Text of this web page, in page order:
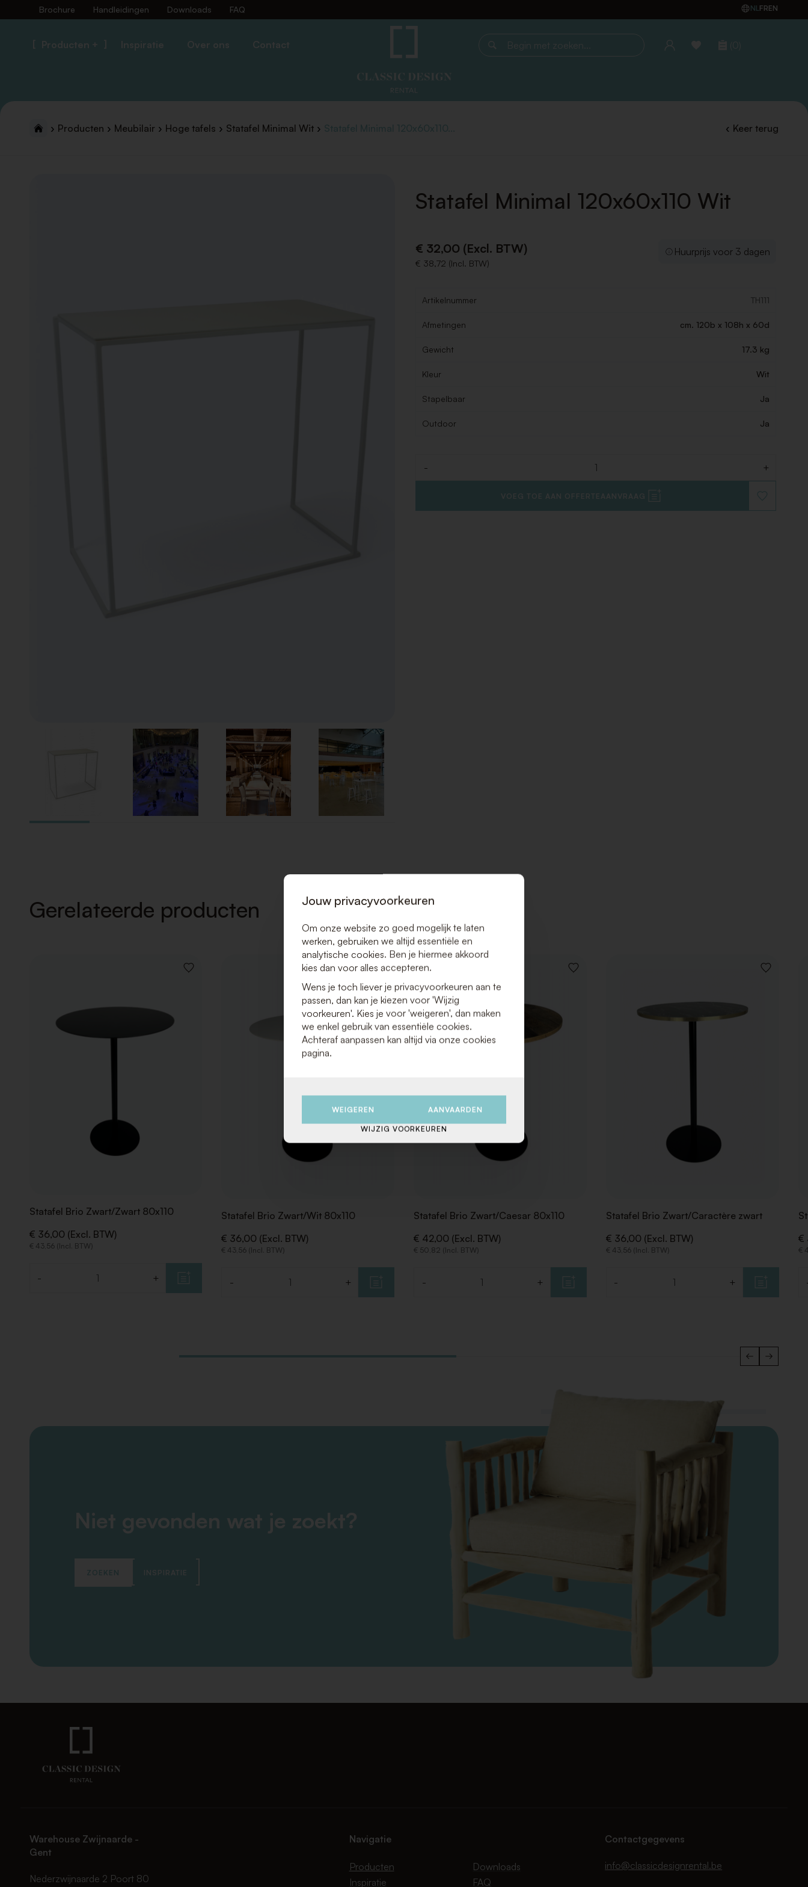
Brochure Handleidingen Downloads FAQ NLFREN
Producten + Inspiratie Over ons Contact
Begin met zoeken... (0)
Producten Meubilair Hoge tafels Statafel Minimal Wit Statafel Minimal 120x60x110... Keer terug
Statafel Minimal 120x60x110 Wit
€ 32,00 (Excl. BTW)
€ 38,72 (Incl. BTW)
Huurprijs voor 3 dagen
Artikelnummer TH111
Afmetingen cm. 120b x 108h x 60d
Gewicht 17.3 kg
Kleur Wit
Stapelbaar Ja
Outdoor Ja
- +
VOEG TOE AAN OFFERTEAANVRAAG
TOE
Gerelateerde producten
VOEG
Statafel Brio Zwart/Zwart 80x110
€ 36,00 (Excl. BTW)
€ 43,56 (Incl. BTW)
- +
VOEG
TOE
AAN
VERLANGLIJST
Statafel Brio Zwart/Wit 80x110
€ 36,00 (Excl. BTW)
€ 43,56 (Incl. BTW)
- +
VOEG
Statafel Brio Zwart/Caesar 80x110
€ 42,00 (Excl. BTW)
€ 50,82 (Incl. BTW)
- +
VOEG
Statafel Brio Zwart/Caractère zwart
€ 36,00 (Excl. BTW)
€ 43,56 (Incl. BTW)
- +
€
€
Niet gevonden wat je zoekt?
ZOEKEN INSPIRATIE
Warehouse Zwijnaarde -
Gent
Nederzwijnaarde 2 Poort 80
Navigatie
Producten
Inspiratie
Downloads
FAQ
Contactgegevens
info@classicdesignrental.be
Jouw privacyvoorkeuren
Om onze website zo goed mogelijk te laten
werken, gebruiken we altijd essentiële en
analytische cookies. Ben je hiermee akkoord
kies dan voor alles accepteren.
Wens je toch liever je privacyvoorkeuren aan te
passen, dan kan je kiezen voor 'Wijzig
voorkeuren'. Kies je voor 'weigeren', dan maken
we enkel gebruik van essentiële cookies.
Achteraf aanpassen kan altijd via onze cookies
pagina.
WEIGEREN AANVAARDEN
WIJZIG VOORKEUREN